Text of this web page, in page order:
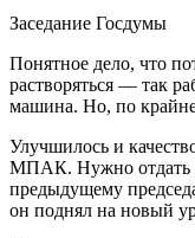
Заседание Госдумы
Понятное дело, что
растворяться — так
машина. Но, по
Улучшилось и
МПАК. Нужно отдать
предыдущему
он поднял на новый